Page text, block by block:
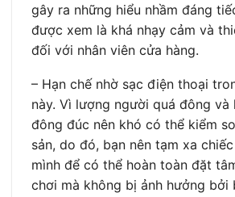
gây ra những hiểu nhầm đáng
được xem là khá nhạy cảm và
đối với nhân viên cửa hàng.
– Hạn chế nhờ sạc điện thoại
này. Vì lượng người quá đông và
đông đúc nên khó có thể kiểm
sản, do đó, bạn nên tạm xa
mình để có thể hoàn toàn đặt
chơi mà không bị ảnh hưởng bởi